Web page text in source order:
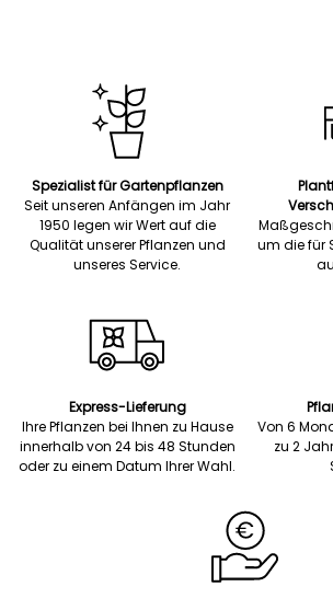
Spezialist für Gartenpflanzen
Seit unseren Anfängen im Jahr
1950 legen wir Wert auf die
Qualität unserer Pflanzen und
unseres Service.
um die für
Express-Lieferung
Ihre Pflanzen bei Ihnen zu Hause
innerhalb von 24 bis 48 Stunden
oder zu einem Datum Ihrer Wahl.
Von 6
zu 2